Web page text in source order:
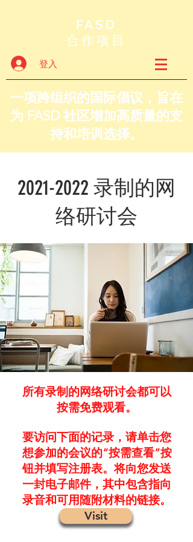
FASD
合作项目
登入
一项跨组织的国际倡议，旨在
为 FASD 社区增加高质量的支
持和培训选择。
2021-2022 录制的网
络研讨会
所有录制的网络研讨会都可以
按需免费观看。
要访问下面的记录，请单击您
想参加的会议的“按需查看”按
钮并填写注册表。将向您发送
一封电子邮件，其中包含指向
录音和可用随附材料的链接。
Visit